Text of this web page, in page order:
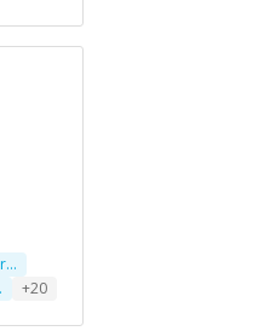
+20